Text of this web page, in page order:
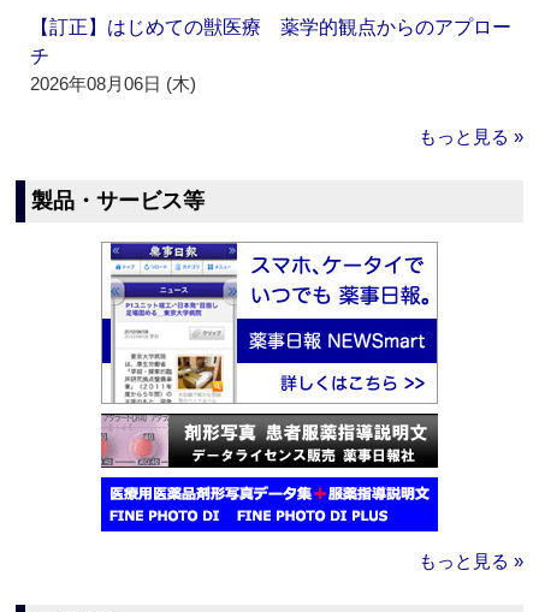
【訂正】はじめての獣医療 薬学的観点からのアプロー
チ
2026年08月06日 (木)
もっと見る »
製品・サービス等
もっと見る »